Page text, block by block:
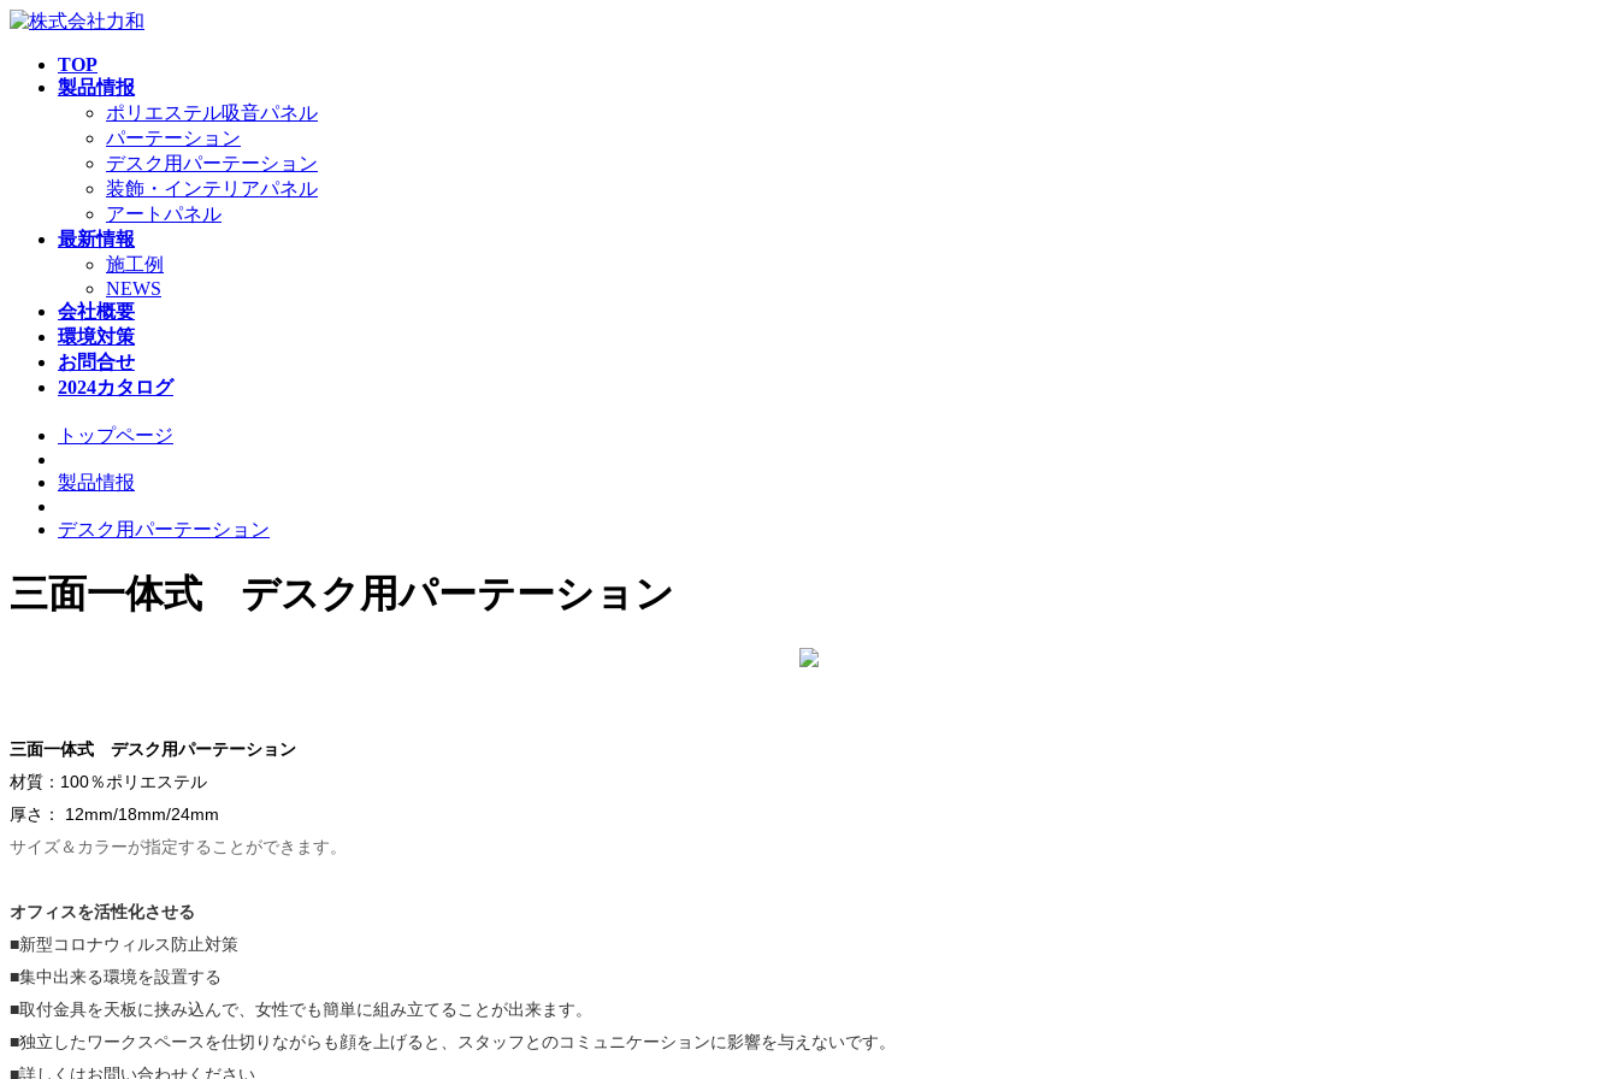
TOP
製品情报
ポリエステル吸音パネル
パーテーション
デスク用パーテーション
装飾・インテリアパネル
アートパネル
最新情報
施工例
NEWS
会社概要
環境対策
お問合せ
2024カタログ
トップページ
製品情报
デスク用パーテーション
三面一体式 デスク用パーテーション
三面一体式 デスク用パーテーション
材質：100％ポリエステル
厚さ： 12mm/18mm/24mm
サイズ＆カラーが指定することができます。
オフィスを活性化させる
■新型コロナウィルス防止対策
■集中出来る環境を設置する
■取付金具を天板に挟み込んで、女性でも簡単に組み立てることが出来ます。
■独立したワークスペースを仕切りながらも顔を上げると、スタッフとのコミュニケーションに影響を与えないです。
■詳しくはお問い合わせください